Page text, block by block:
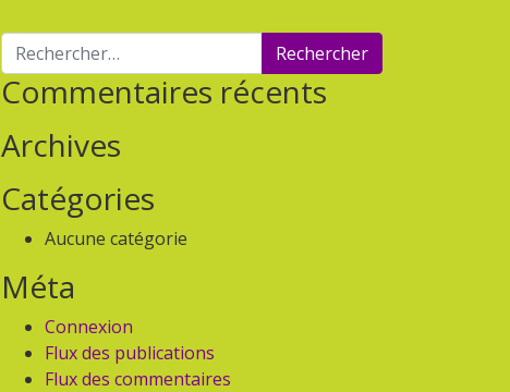
Rechercher :
Commentaires récents
Archives
Catégories
Aucune catégorie
Méta
Connexion
Flux des publications
Flux des commentaires